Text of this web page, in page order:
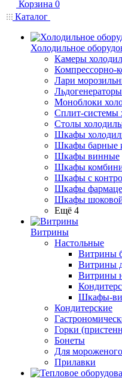
Корзина 0
Каталог
Холодильное
Камеры
Компрессорно-
Лари
Льдогенераторы
Моноблоки
Сплит-системы
Столы
Шкафы
Шкафы барные
Шкафы винные
Шкафы
Шкафы с
Шкафы
Шкафы шоковой
Ещё 4
Витрины
Настольные
Витрины
Витрины
Витрины
Шкафы-
Кондитерские
Горки
Бонеты
Для мороженого
Прилавки